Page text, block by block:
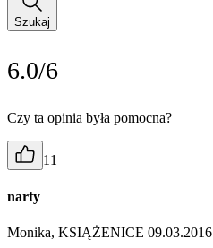
Szukaj
6.0/6
Czy ta opinia była pomocna?
11
narty
Monika, KSIĄŻENICE 09.03.2016